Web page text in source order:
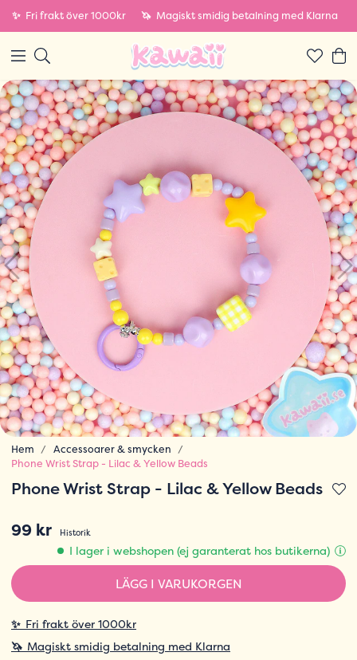
✨ Fri frakt över 1000kr 🦄 Magiskt smidig betalning med Klarna
Hem
Accessoarer & smycken
Phone Wrist Strap - Lilac & Yellow Beads
Phone Wrist Strap - Lilac & Yellow Beads
99 kr
Historik
I lager i webshopen (ej garanterat hos butikerna)
LÄGG I VARUKORGEN
✨ Fri frakt över 1000kr
🦄 Magiskt smidig betalning med Klarna